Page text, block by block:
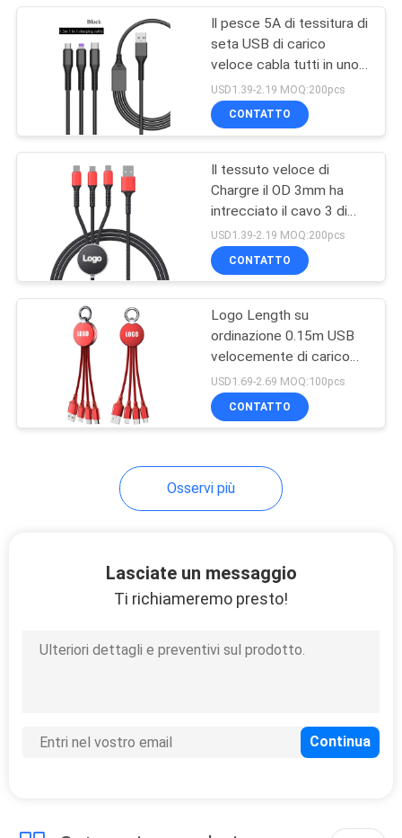
Stazione senza fili
del caricatore
Caricatori senza fili
portatili
Caricatore senza fili
della sveglia
Il pesce 5A di tessitura di
seta USB di carico
veloce cabla tutti in uno
per Huawei
USD1.39-2.19 MOQ:200pcs
CONTATTO
Il tessuto veloce di
Chargre il OD 3mm ha
intrecciato il cavo 3 di
USB in regali
promozionali 1
USD1.39-2.19 MOQ:200pcs
CONTATTO
Logo Length su
ordinazione 0.15m USB
velocemente di carico
cabla lo scorrimento di
incandescenza del LED
USD1.69-2.69 MOQ:100pcs
CONTATTO
Osservi più
Lasciate un messaggio
Ti richiameremo presto!